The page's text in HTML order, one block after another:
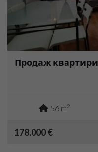
Продаж квартири
56 m2
178.000 €